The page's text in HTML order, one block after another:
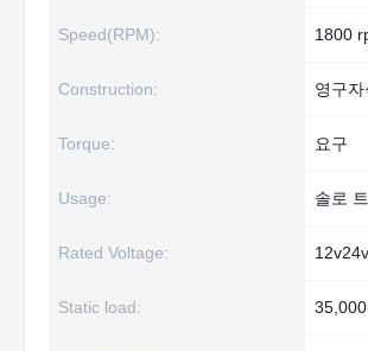
Speed(RPM): 1800
Construction: 영구자
Torque: 요구
Usage: 솔로
Rated Voltage:
Static load: